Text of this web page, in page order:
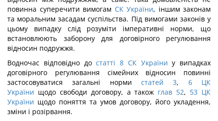
повинна суперечити вимогам СК України, іншим законам
та моральним засадам суспільства. Під вимогами законів у
цьому випадку слід розуміти імперативні норми, що
встановлюють заборону для договірного регулювання
відносин подружжя.
Водночас відповідно достатті 8 СК України у випадках
договірного регулювання сімейних відносин повинні
застосовуватися загальні норми статей 3, 6 ЦК
України щодо свободи договору, а також глав 52, 53 ЦК
України щодо поняття та умов договору, його укладення,
зміни і розірвання.